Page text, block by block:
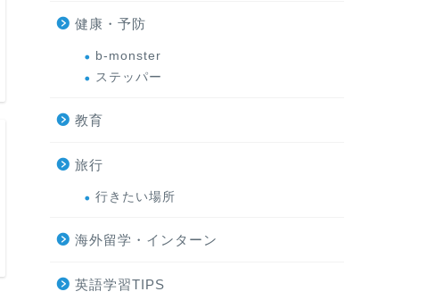
健康・予防
b-monster
ステッパー
教育
旅行
行きたい場所
海外留学・インターン
英語学習TIPS